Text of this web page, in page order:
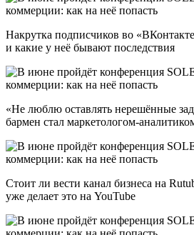
Накрутка подписчиков во
и какие у неё бывают последствия
«Не люблю оставлять нерешённые
бармен стал маркетологом-
Стоит ли вести канал бизнеса на
уже делает это на YouTube